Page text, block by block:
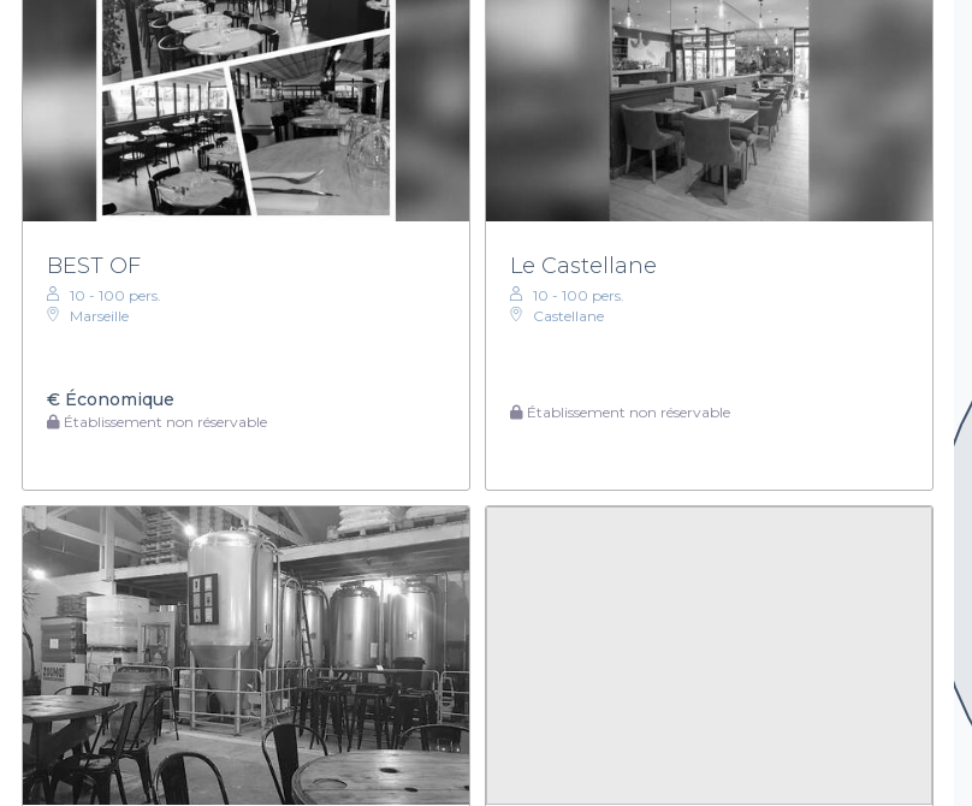
BEST OF
10 - 100 pers.
Marseille
€ Économique
Établissement non réservable
Le Castellane
10 - 100 pers.
Castellane
Établissement non réservable